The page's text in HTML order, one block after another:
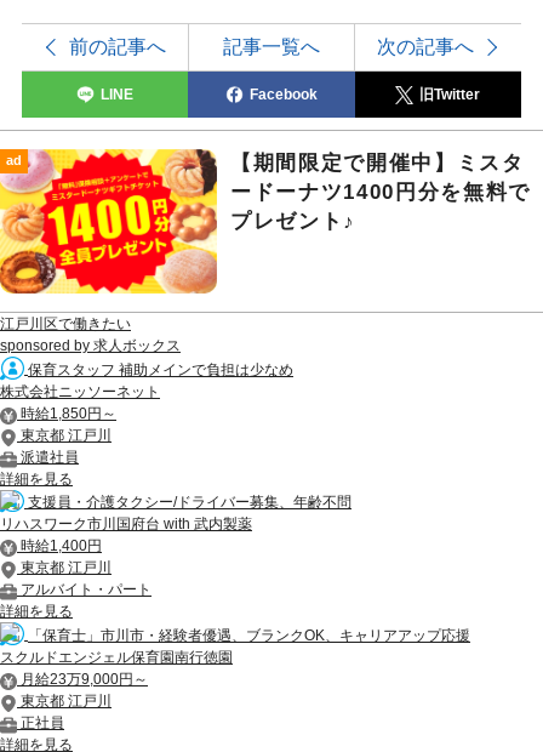
前の記事へ 記事一覧へ 次の記事へ
LINE Facebook 旧Twitter
ad
【期間限定で開催中】ミスタ
ードーナツ1400円分を無料で
プレゼント♪
江戸川区で働きたい
sponsored by 求人ボックス
保育スタッフ 補助メインで負担は少なめ
株式会社ニッソーネット
時給1,850円～
東京都 江戸川
派遣社員
詳細を見る
支援員・介護タクシー/ドライバー募集、年齢不問
リハスワーク市川国府台 with 武内製薬
時給1,400円
東京都 江戸川
アルバイト・パート
詳細を見る
「保育士」市川市・経験者優遇、ブランクOK、キャリアアップ応援
スクルドエンジェル保育園南行徳園
月給23万9,000円～
東京都 江戸川
正社員
詳細を見る